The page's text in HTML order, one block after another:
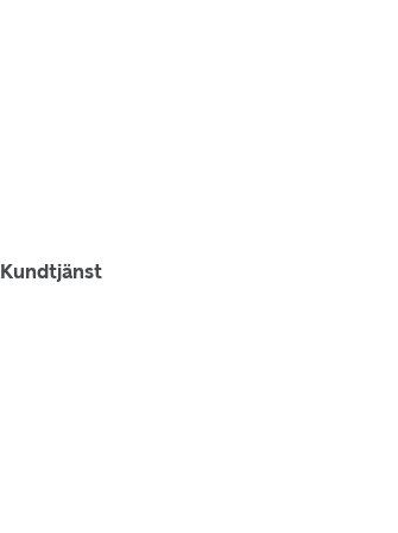
Kundtjänst